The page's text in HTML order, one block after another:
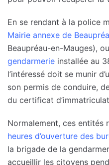
En se rendant à la police
Mairie annexe de
Beaupréau-en-Mauges),
gendarmerie installée au
l’intéressé doit se munir
son permis de conduire,
du certificat
Normalement, ces entités
heures d’ouverture des
la brigade de la
accueillir les citoyens